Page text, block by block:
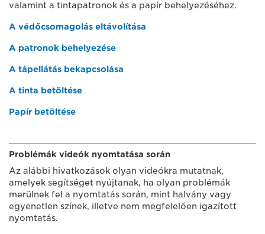
valamint a tintapatronok és a papír behelyezéséhez.
A védőcsomagolás eltávolítása
A patronok behelyezése
A tápellátás bekapcsolása
A tinta betöltése
Papír betöltése
Problémák videók nyomtatása során
Az alábbi hivatkozások olyan videókra mutatnak,
amelyek segítséget nyújtanak, ha olyan problémák
merülnek fel a nyomtatás során, mint halvány vagy
egyenetlen színek, illetve nem megfelelően igazított
nyomtatás.